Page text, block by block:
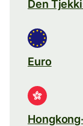
Den
Euro